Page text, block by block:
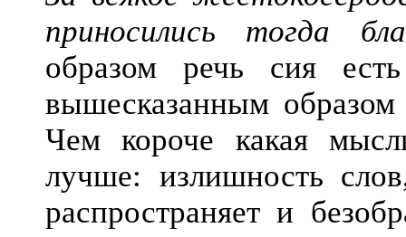
приносились тогда
образом речь сия
вышесказанным образом
Чем короче какая
лучше: излишность
распространяет и